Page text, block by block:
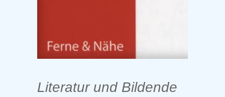
Literatur und Bildende